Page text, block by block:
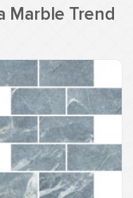
Marble Trend